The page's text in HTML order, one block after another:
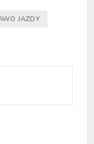
JAZDY